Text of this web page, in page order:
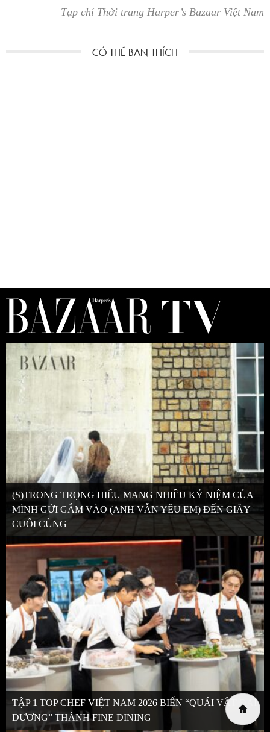
Tạp chí Thời trang Harper’s Bazaar Việt Nam
(S)TRONG TRỌNG HIẾU MANG NHIỀU KỶ NIỆM CỦA
MÌNH GỬI GẮM VÀO (ANH VẪN YÊU EM) ĐẾN GIÂY
CUỐI CÙNG
TẬP 1 TOP CHEF VIỆT NAM 2026 BIẾN “QUÁI VẬT ĐẠI
DƯƠNG” THÀNH FINE DINING